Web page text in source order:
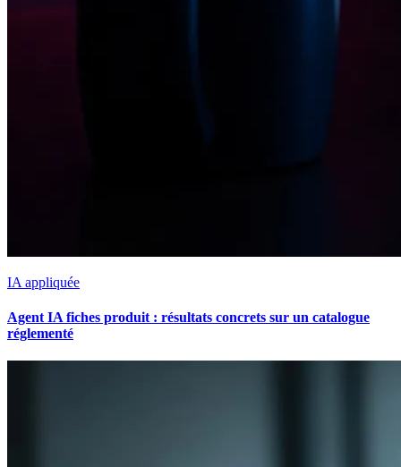
IA appliquée
Agent IA fiches produit : résultats concrets sur un catalogue
réglementé